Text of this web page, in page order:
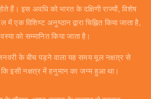
हैं। इस अवधि को भारत के दक्षिणी राज्यों, विशेष
विशिष्ट अनुष्ठान द्वारा चिह्नित किया जाता है,
को सम्मानित किया जाता है।
के बीच पड़ने वाला यह समय मूल नक्षत्र से
कि इसी नक्षत्र में हनुमान का जन्म हुआ था।